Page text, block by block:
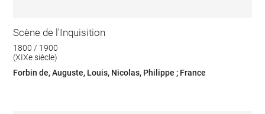
Scène de l'Inquisition
1800 / 1900
(XIXe siècle)
Forbin de, Auguste, Louis, Nicolas, Philippe ; France